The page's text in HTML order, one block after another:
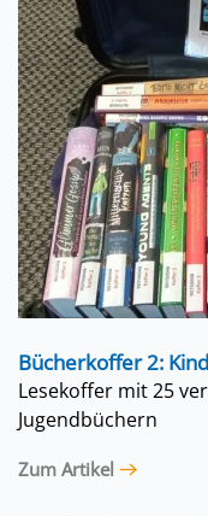
Bücherkoffer 2:
Lesekoffer mit 25
Jugendbüchern
Zum Artikel